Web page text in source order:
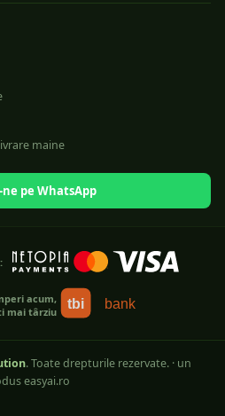
maine
ne pe WhatsApp
acum,
mai târziu
tbi bank
. Toate drepturile rezervate. · un
easyai.ro